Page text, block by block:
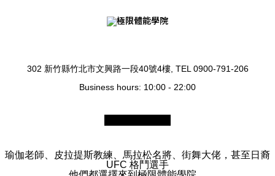
302 新竹縣竹北市文興路一段40號4樓, TEL 0900-791-206
Business hours: 10:00 - 22:00
瑜伽老師、皮拉提斯教練、馬拉松名將、街舞大佬，甚至日裔
UFC 格鬥選手